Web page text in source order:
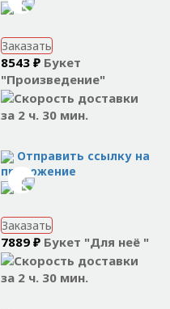
Заказать
8543 ₽ Букет
"Произведение"
за 2 ч. 30 мин.
Отправить ссылку на
приложение
Заказать
7889 ₽ Букет "Для неё "
за 2 ч. 30 мин.